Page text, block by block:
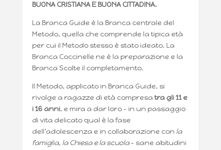
BUONA CRISTIANA E BUONA CITTADINA.
La Branca Guide è la Branca centrale del
Metodo, quella che comprende la tipica età
per cui il Metodo stesso è stato ideato. La
Branca Coccinelle ne è la preparazione e la
Branca Scolte il completamento.
Il Metodo, applicato in Branca Guide, si
rivolge a ragazze di età compresa tra gli 11 e
i 16 anni, e mira a dar loro – in un passaggio
di vita delicato qual è la fase
dell’adolescenza e in collaborazione con la
famiglia, la Chiesa e la scuola– sane abitudini